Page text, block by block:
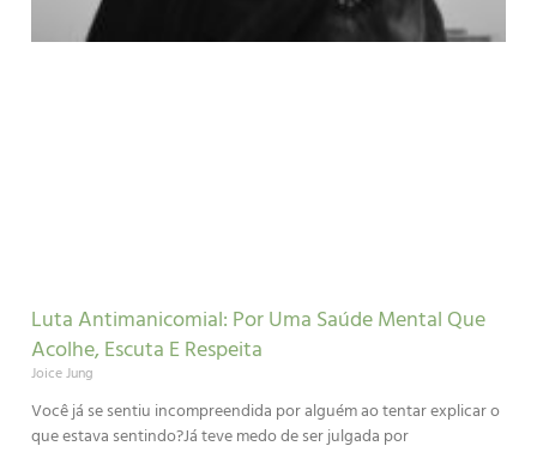
Luta Antimanicomial: Por Uma Saúde Mental Que
Acolhe, Escuta E Respeita
Joice Jung
Você já se sentiu incompreendida por alguém ao tentar explicar o
que estava sentindo?Já teve medo de ser julgada por